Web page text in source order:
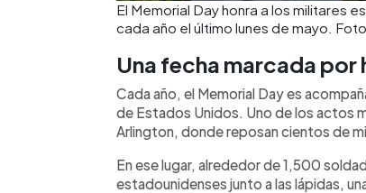
El Memorial Day honra a los militares
cada año el último lunes de mayo.
Una fecha marcada
Cada año, el Memorial Day es
de Estados Unidos. Uno de los actos
Arlington, donde reposan cientos de
En ese lugar, alrededor de 1,500
estadounidenses junto a las lápidas,